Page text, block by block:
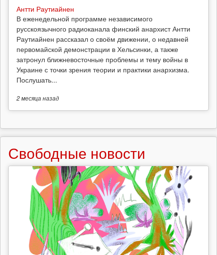
Антти Раутиайнен
В еженедельной программе независимого
русскоязычного радиоканала финский анархист Антти
Раутиайнен рассказал о своём движении, о недавней
первомайской демонстрации в Хельсинки, а также
затронул ближневосточные проблемы и тему войны в
Украине с точки зрения теории и практики анархизма.
Послушать...
2 месяцаназад
Свободные новости